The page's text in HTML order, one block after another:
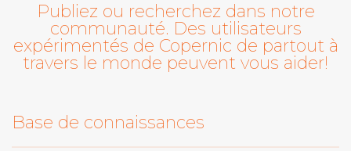
Publiez ou recherchez dans notre
communauté. Des utilisateurs
expérimentés de Copernic de partout à
travers le monde peuvent vous aider!
Base de connaissances